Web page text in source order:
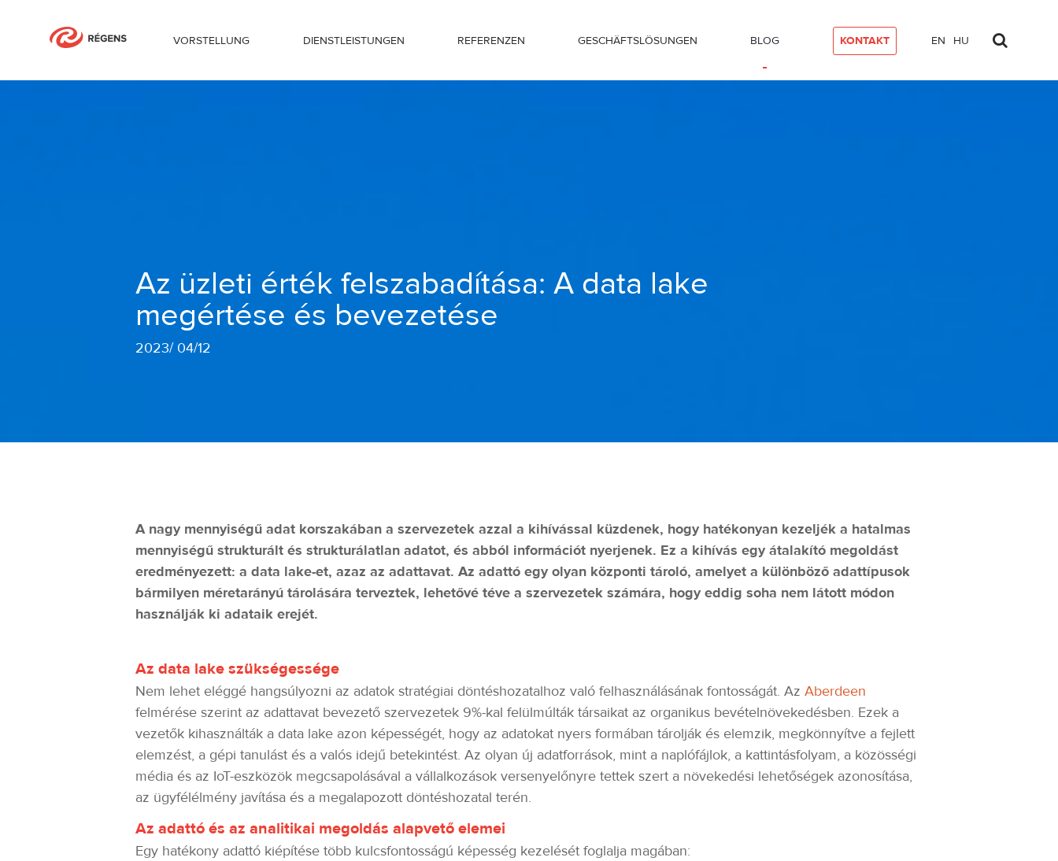
VORSTELLUNG DIENSTLEISTUNGEN REFERENZEN GESCHÄFTSLÖSUNGEN BLOG KONTAKT EN HU
Az üzleti érték felszabadítása: A data lake megértése és bevezetése
Az üzleti érték felszabadítása: A data lake
megértése és bevezetése
2023/04/12
A nagy mennyiségű adat korszakában a szervezetek azzal a kihívással küzdenek, hogy hatékonyan kezeljék a hatalmas
mennyiségű strukturált és strukturálatlan adatot, és abból információt nyerjenek. Ez a kihívás egy átalakító megoldást
eredményezett: a data lake-et, azaz az adattavat. Az adattó egy olyan központi tároló, amelyet a különböző adattípusok
bármilyen méretarányú tárolására terveztek, lehetővé téve a szervezetek számára, hogy eddig soha nem látott módon
használják ki adataik erejét.
Az data lake szükségessége
Nem lehet eléggé hangsúlyozni az adatok stratégiai döntéshozatalhoz való felhasználásának fontosságát. Az Aberdeen
felmérése szerint az adattavat bevezető szervezetek 9%-kal felülmúlták társaikat az organikus bevételnövekedésben. Ezek a
vezetők kihasználták a data lake azon képességét, hogy az adatokat nyers formában tárolják és elemzik, megkönnyítve a fejlett
elemzést, a gépi tanulást és a valós idejű betekintést. Az olyan új adatforrások, mint a naplófájlok, a kattintásfolyam, a közösségi
média és az IoT-eszközök megcsapolásával a vállalkozások versenyelőnyre tettek szert a növekedési lehetőségek azonosítása,
az ügyfélélmény javítása és a megalapozott döntéshozatal terén.
Az adattó és az analitikai megoldás alapvető elemei
Egy hatékony adattó kiépítése több kulcsfontosságú képesség kezelését foglalja magában: